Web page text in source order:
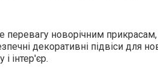
новорічним
декоративні підвіси
і інтер'єр.